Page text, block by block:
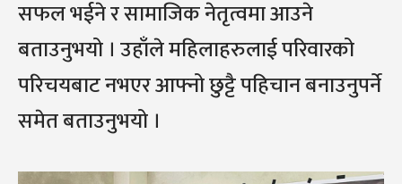
सफल भईने र सामाजिक नेतृत्वमा आउने
बताउनुभयो । उहाँले महिलाहरुलाई परिवारको
परिचयबाट नभएर आफ्नो छुट्टै पहिचान बनाउनुपर्ने
समेत बताउनुभयो ।